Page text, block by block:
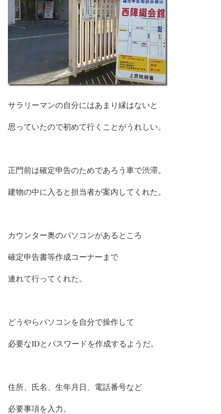
サラリーマンの自分にはあまり縁はないと
思っていたので初めて行くことがうれしい。
正門前は確定申告のためであろう車で渋滞。
建物の中に入ると担当者が案内してくれた。
カウンター奥のパソコンがあるところ
確定申告書等作成コーナーまで
連れて行ってくれた。
どうやらパソコンを自分で操作して
必要なIDとパスワードを作成するようだ。
住所、氏名、生年月日、電話番号など
必要事項を入力。